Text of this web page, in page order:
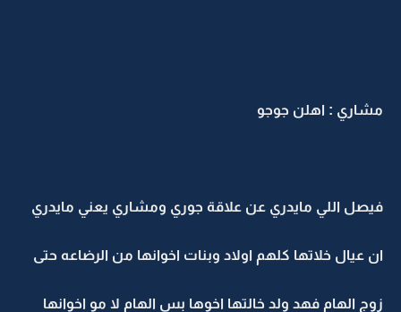
مشاري : اهلن جوجو
فيصل اللي مايدري عن علاقة جوري ومشاري يعني مايدري
ان عيال خلاتها كلهم اولاد وبنات اخوانها من الرضاعه حتى
زوج الهام فهد ولد خالتها اخوها بس الهام لا مو اخوانها